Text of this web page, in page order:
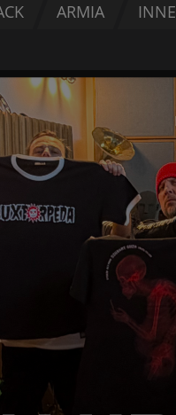
ARMIA INNE